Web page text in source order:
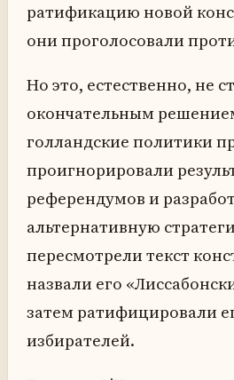
ратификацию новой
они проголосовали
Но это, естественно, не
окончательным
голландские политики
проигнорировали
референдумов и
альтернативную
пересмотрели текст
назвали его
затем ратифицировали
избирателей.